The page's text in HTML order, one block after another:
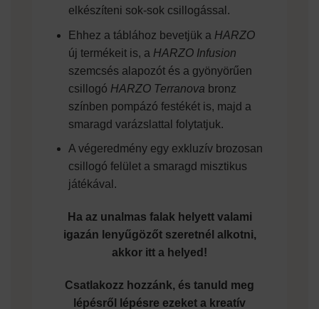
elkészíteni sok-sok csillogással.
Ehhez a táblához bevetjük a HARZO
új termékeit is, a HARZO Infusion
szemcsés alapozót és a gyönyörűen
csillogó HARZO Terranova bronz
színben pompázó festékét is, majd a
smaragd varázslattal folytatjuk.
A végeredmény egy exkluzív brozosan
csillogó felület a smaragd misztikus
játékával.
Ha az unalmas falak helyett valami
igazán lenyűgözőt szeretnél alkotni,
akkor itt a helyed!
Csatlakozz hozzánk, és tanuld meg
lépésről lépésre ezeket a kreatív